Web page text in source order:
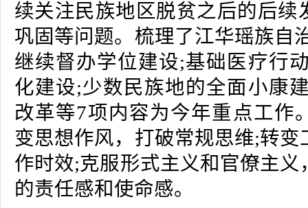
续关注民族地区脱贫之后的后续
巩固等问题。梳理了江华瑶族自
继续督办学位建设;基础医疗行
化建设;少数民族地的全面小康
改革等7项内容为今年重点工作
变思想作风，打破常规思维;转
作时效;克服形式主义和官僚主义
的责任感和使命感。